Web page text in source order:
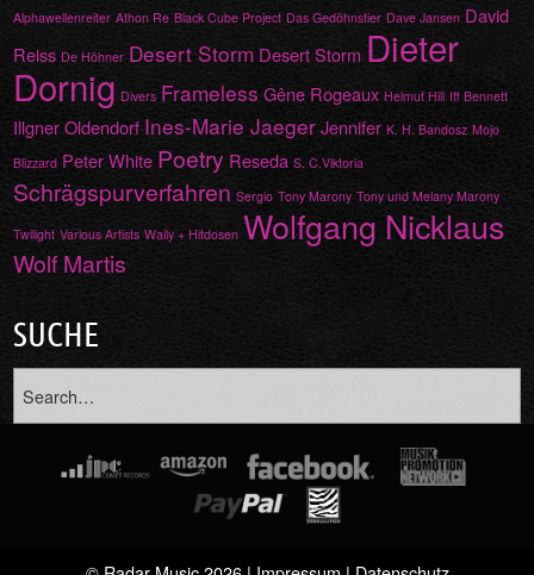
Alphawellenreiter Athon Re Black Cube Project Das Gedöhnstier Dave Jansen David
Reiss De Höhner Desert Storm Desert Storm Dieter
Dornig Divers Frameless Gêne Rogeaux Helmut Hill Iff Bennett
Illgner Oldendorf Ines-Marie Jaeger Jennifer K. H. Bandosz Mojo
Blizzard Peter White Poetry Reseda S. C.Viktoria
Schrägspurverfahren Sergio Tony Marony Tony und Melany Marony
Twilight Various Artists Wally + Hitdosen Wolfgang Nicklaus
Wolf Martis
SUCHE